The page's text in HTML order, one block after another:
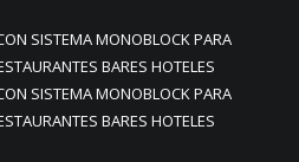
SISTEMA MONOBLOCK PARA
BARES HOTELES
SISTEMA MONOBLOCK PARA
BARES HOTELES